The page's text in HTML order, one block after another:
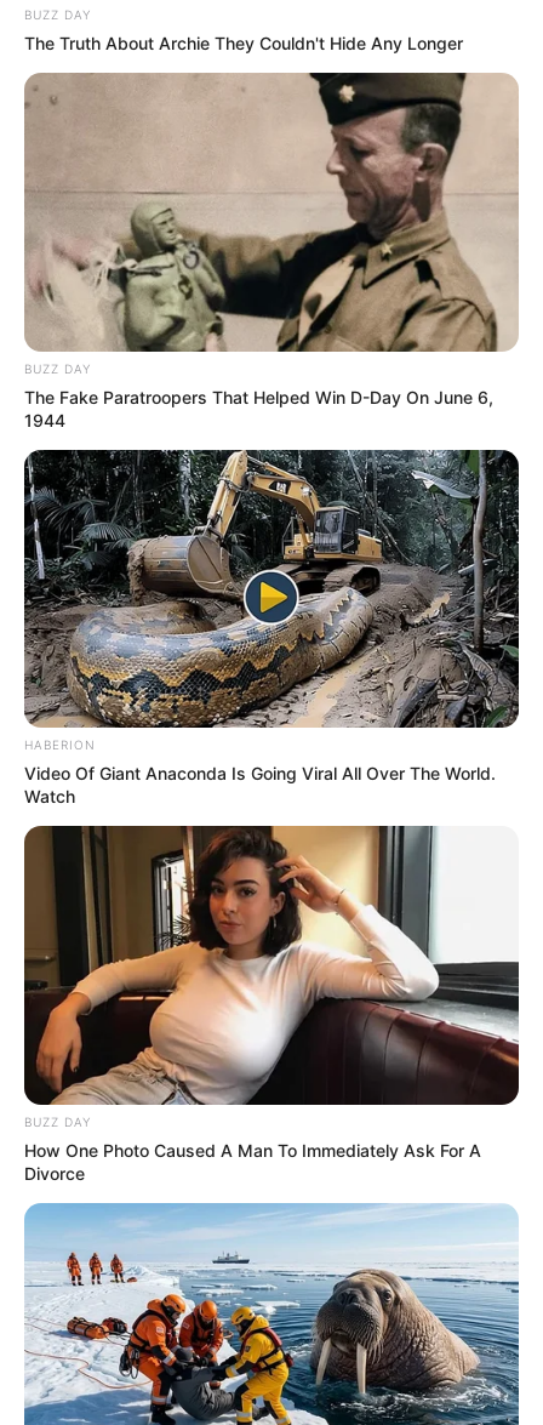
BUZZ DAY
The Truth About Archie They Couldn't Hide Any Longer
BUZZ DAY
The Fake Paratroopers That Helped Win D-Day On June 6,
1944
HABERION
Video Of Giant Anaconda Is Going Viral All Over The World.
Watch
BUZZ DAY
How One Photo Caused A Man To Immediately Ask For A
Divorce